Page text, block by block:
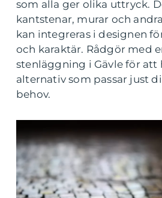
som alla ger olika uttryck.
kantstenar, murar och
kan integreras i designen
och karaktär. Rådgör med
stenläggning i Gävle för att
alternativ som passar just
behov.